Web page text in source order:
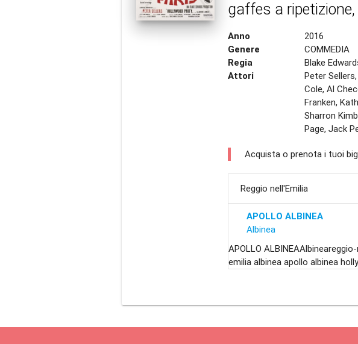
gaffes a
Anno
2016
Genere
COMMEDIA
Regia
Blake
Attori
Peter
Cole, Al
Franken,
Sharron
Page, Jack
Acquista o prenota i tuoi
Reggio nell'Emilia
APOLLO ALBINEA
Albinea
APOLLO
emilia albinea apollo albinea